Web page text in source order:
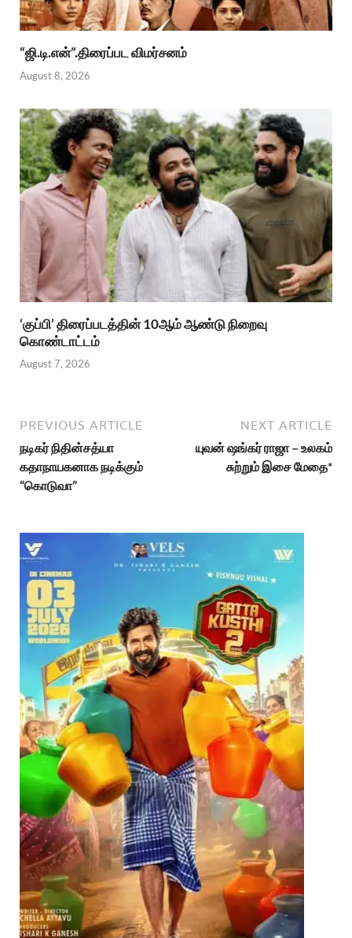
“ஜி.டி.என்”.திரைப்பட விமர்சனம்
August 8, 2026
‘குப்பி’ திரைப்படத்தின் 10ஆம் ஆண்டு நிறைவு
கொண்டாட்டம்
August 7, 2026
PREVIOUS ARTICLE
நடிகர் நிதின்சத்யா
கதாநாயகனாக நடிக்கும்
“கொடுவா”
NEXT ARTICLE
யுவன் ஷங்கர் ராஜா – உலகம்
சுற்றும் இசை மேதை*